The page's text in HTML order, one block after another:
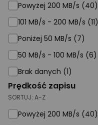
Powyżej 200 MB/s (40)
101 MB/s - 200 MB/s (11)
Poniżej 50 MB/s (7)
50 MB/s - 100 MB/s (6)
Brak danych (1)
Prędkość zapisu
SORTUJ: A-Z
Powyżej 200 MB/s (40)